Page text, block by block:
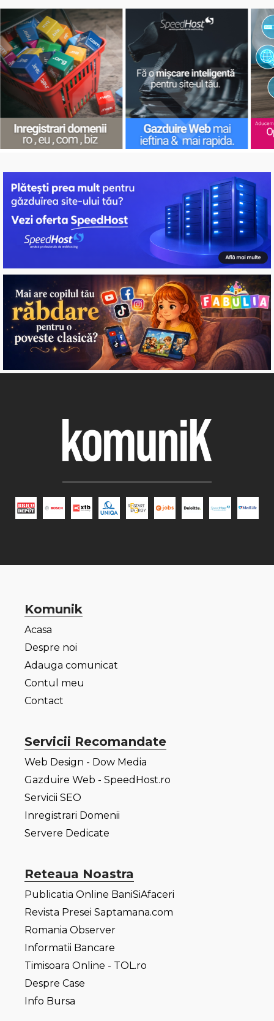
Komunik
Acasa
Despre noi
Adauga comunicat
Contul meu
Contact
Servicii Recomandate
Web Design - Dow Media
Gazduire Web - SpeedHost.ro
Servicii SEO
Inregistrari Domenii
Servere Dedicate
Reteaua Noastra
Publicatia Online BaniSiAfaceri
Revista Presei Saptamana.com
Romania Observer
Informatii Bancare
Timisoara Online - TOL.ro
Despre Case
Info Bursa